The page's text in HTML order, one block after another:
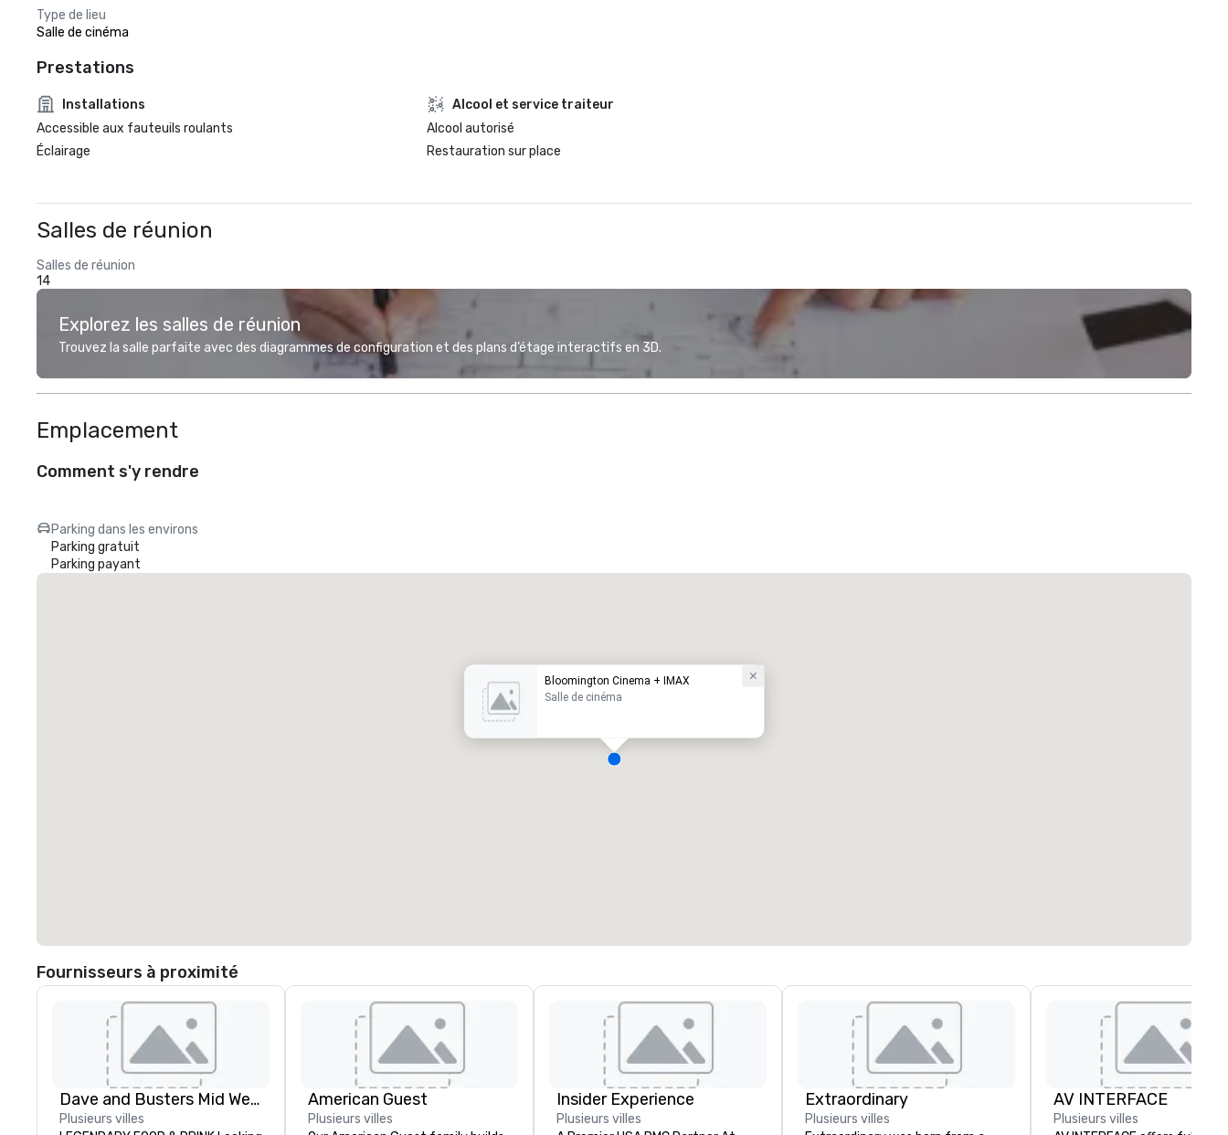
Type de lieu
Salle de cinéma
Prestations
Installations
Accessible aux fauteuils roulants
Éclairage
Alcool et service traiteur
Alcool autorisé
Restauration sur place
Salles de réunion
Salles de réunion
14
Explorez les salles de réunion
Trouvez la salle parfaite avec des diagrammes de configuration et des plans d’étage interactifs en 3D.
Emplacement
Comment s'y rendre
Parking dans les environs
Parking gratuit
Parking payant
Bloomington Cinema + IMAX
Salle de cinéma
Fournisseurs à proximité
Dave and Busters Mid West
Plusieurs villes
American Guest
Plusieurs villes
Insider Experience
Plusieurs villes
Extraordinary
Plusieurs villes
AV INTERFACE
Plusieurs villes